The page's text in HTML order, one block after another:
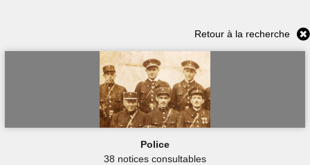
Retour à la recherche
Police
38 notices consultables